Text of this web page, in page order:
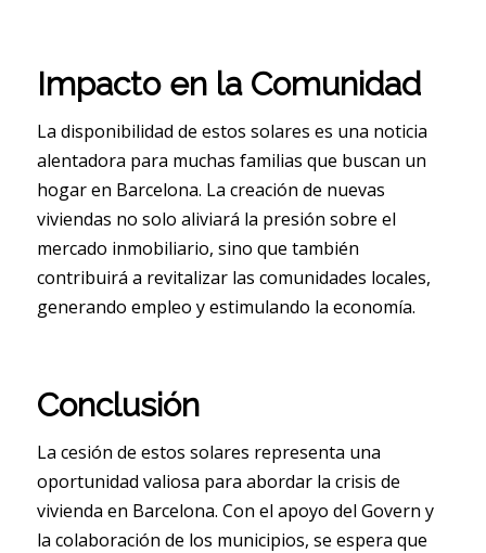
Impacto en la Comunidad
La disponibilidad de estos solares es una noticia
alentadora para muchas familias que buscan un
hogar en Barcelona. La creación de nuevas
viviendas no solo aliviará la presión sobre el
mercado inmobiliario, sino que también
contribuirá a revitalizar las comunidades locales,
generando empleo y estimulando la economía.
Conclusión
La cesión de estos solares representa una
oportunidad valiosa para abordar la crisis de
vivienda en Barcelona. Con el apoyo del Govern y
la colaboración de los municipios, se espera que